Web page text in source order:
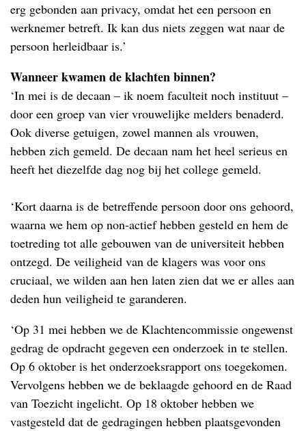
erg gebonden aan privacy, omdat het een persoon en
werknemer betreft. Ik kan dus niets zeggen wat naar de
persoon herleidbaar is.’
Wanneer kwamen de klachten binnen?
‘In mei is de decaan – ik noem faculteit noch instituut –
door een groep van vier vrouwelijke melders benaderd.
Ook diverse getuigen, zowel mannen als vrouwen,
hebben zich gemeld. De decaan nam het heel serieus en
heeft het diezelfde dag nog bij het college gemeld.
‘Kort daarna is de betreffende persoon door ons gehoord,
waarna we hem op non-actief hebben gesteld en hem de
toetreding tot alle gebouwen van de universiteit hebben
ontzegd. De veiligheid van de klagers was voor ons
cruciaal, we wilden aan hen laten zien dat we er alles aan
deden hun veiligheid te garanderen.
‘Op 31 mei hebben we de Klachtencommissie ongewenst
gedrag de opdracht gegeven een onderzoek in te stellen.
Op 6 oktober is het onderzoeksrapport ons toegekomen.
Vervolgens hebben we de beklaagde gehoord en de Raad
van Toezicht ingelicht. Op 18 oktober hebben we
vastgesteld dat de gedragingen hebben plaatsgevonden